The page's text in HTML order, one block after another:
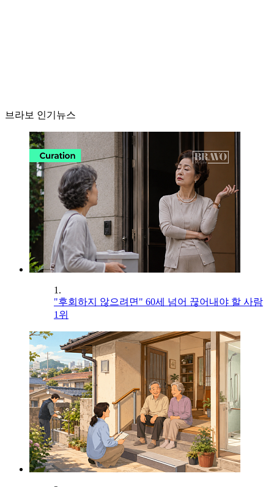
브라보 인기뉴스
1.
"후회하지 않으려면" 60세 넘어 끊어내야 할 사람
1위